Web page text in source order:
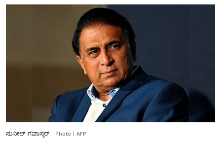
ಸುನೀಲ್ ಗವಾಸ್ಕರ್ Photo | AFP